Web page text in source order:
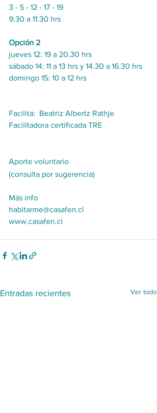
3 - 5 - 12 - 17 - 19
9.30 a 11.30 hrs
Opción 2
jueves 12: 19 a 20.30 hrs
sábado 14: 11 a 13 hrs y 14.30 a 16.30 hrs
domingo 15: 10 a 12 hrs
Facilita:  Beatriz Albertz Rathje
Facilitadora certificada TRE
Aporte voluntario
(consulta por sugerencia)
Más info
habitarme@casafen.cl
www.casafen.cl
Entradas recientes Ver todo